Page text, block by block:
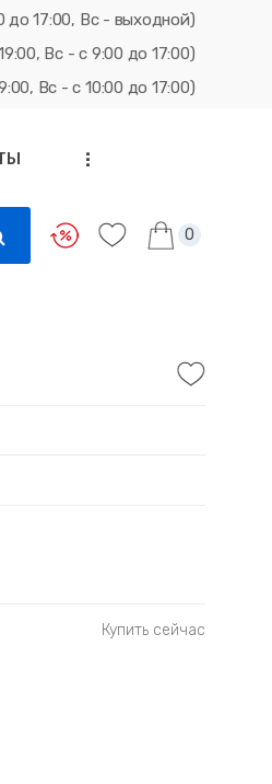
17:00, Вс - выходной)
Вс - с 9:00 до 17:00)
Вс - с 10:00 до 17:00)
...
0